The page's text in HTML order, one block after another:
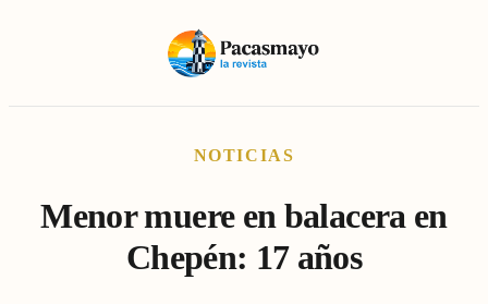
NOTICIAS
Menor muere en balacera en
Chepén: 17 años